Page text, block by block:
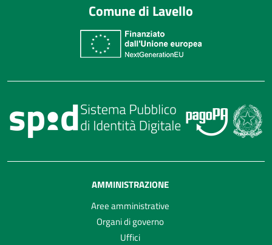
Comune di Lavello
AMMINISTRAZIONE
Aree amministrative
Organi di governo
Uffici